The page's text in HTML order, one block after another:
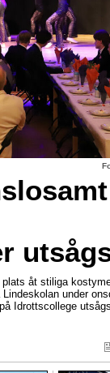
åt stiliga
under
Idrottscollege